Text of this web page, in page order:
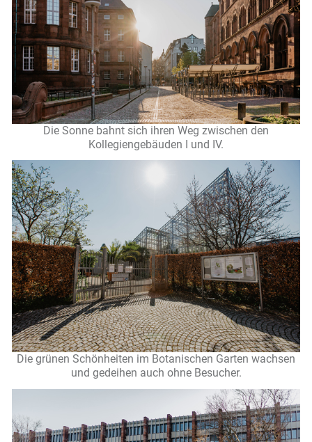
Die Sonne bahnt sich ihren Weg zwischen den
Kollegiengebäuden I und IV.
Die grünen Schönheiten im Botanischen Garten wachsen
und gedeihen auch ohne Besucher.